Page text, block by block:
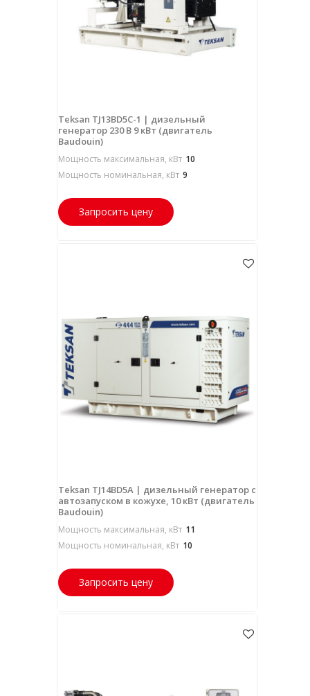
Teksan TJ13BD5C-1 | дизельный
генератор 230 В 9 кВт (двигатель
Baudouin)
Мощность максимальная, кВт 10
Мощность номинальная, кВт 9
Запросить цену
Teksan TJ14BD5A | дизельный генератор с
автозапуском в кожухе, 10 кВт (двигатель
Baudouin)
Мощность максимальная, кВт 11
Мощность номинальная, кВт 10
Запросить цену